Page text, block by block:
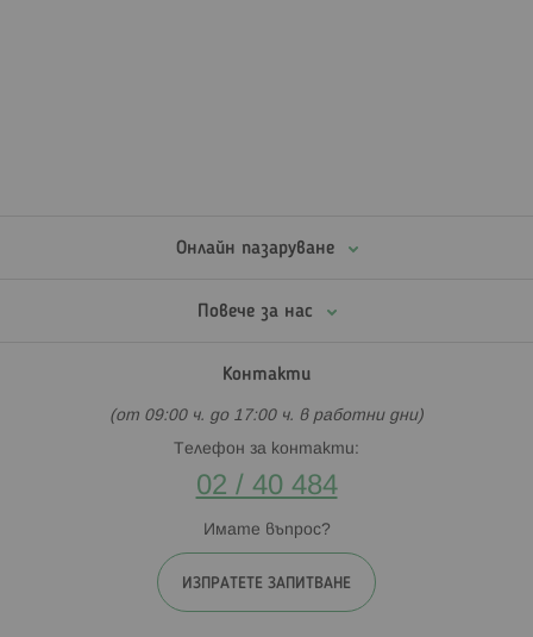
Онлайн пазаруване
Повече за нас
Контакти
(от 09:00 ч. до 17:00 ч. в работни дни)
Телефон за контакти:
02 / 40 484
Имате въпрос?
ИЗПРАТЕТЕ ЗАПИТВАНЕ